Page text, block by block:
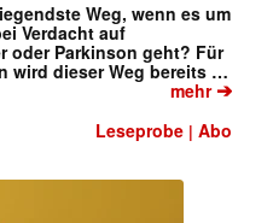
Weg, wenn es um
Verdacht auf
oder Parkinson geht? Für
wird dieser Weg bereits …
mehr➔
Leseprobe |Abo